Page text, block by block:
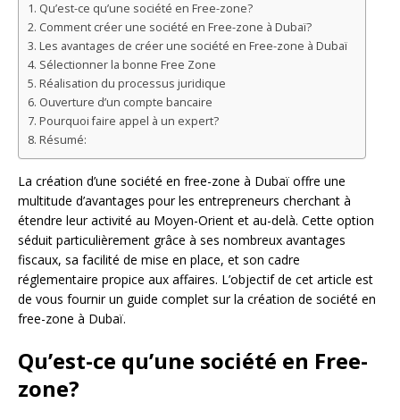
Qu’est-ce qu’une société en Free-zone?
Comment créer une société en Free-zone à Dubaï?
Les avantages de créer une société en Free-zone à Dubaï
Sélectionner la bonne Free Zone
Réalisation du processus juridique
Ouverture d’un compte bancaire
Pourquoi faire appel à un expert?
Résumé:
La création d’une société en free-zone à Dubaï offre une
multitude d’avantages pour les entrepreneurs cherchant à
étendre leur activité au Moyen-Orient et au-delà. Cette option
séduit particulièrement grâce à ses nombreux avantages
fiscaux, sa facilité de mise en place, et son cadre
réglementaire propice aux affaires. L’objectif de cet article est
de vous fournir un guide complet sur la création de société en
free-zone à Dubaï.
Qu’est-ce qu’une société en Free-
zone?